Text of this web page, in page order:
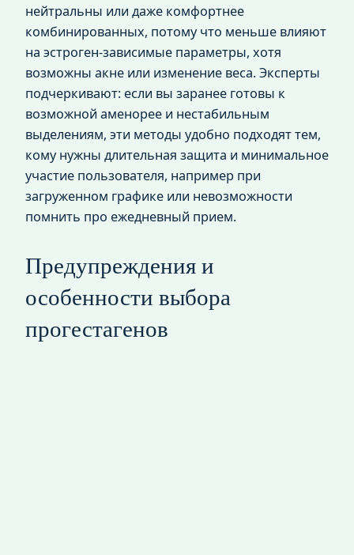
нейтральны или даже комфортнее
комбинированных, потому что меньше влияют
на эстроген-зависимые параметры, хотя
возможны акне или изменение веса. Эксперты
подчеркивают: если вы заранее готовы к
возможной аменорее и нестабильным
выделениям, эти методы удобно подходят тем,
кому нужны длительная защита и минимальное
участие пользователя, например при
загруженном графике или невозможности
помнить про ежедневный прием.
Предупреждения и
особенности выбора
прогестагенов